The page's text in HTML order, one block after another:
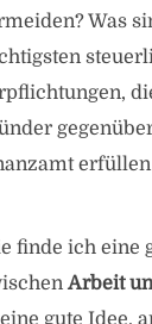
Was
finde ich eine
Arbeit
gute Idee,